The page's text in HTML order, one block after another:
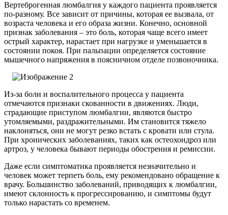
Вертеброгенная люмбалгия у каждого пациента проявляется
по-разному. Все зависит от причины, которая ее вызвала, от
возраста человека и его образа жизни. Конечно, основной
признак заболевания – это боль, которая чаще всего имеет
острый характер, нарастает при нагрузке и уменьшается в
состоянии покоя. При пальпации определяется состояние
мышечного напряжения в поясничном отделе позвоночника.
Из-за боли и воспалительного процесса у пациента
отмечаются признаки скованности в движениях. Люди,
страдающие приступом люмбалгии, являются быстро
утомляемыми, раздражительными. Им становится тяжело
наклоняться, они не могут резко встать с кровати или стула.
При хронических заболеваниях, таких как остеохондроз или
артроз, у человека бывают периоды обострения и ремиссии.
Даже если симптоматика проявляется незначительно и
человек может терпеть боль, ему рекомендовано обращение к
врачу. Большинство заболеваний, приводящих к люмбалгии,
имеют склонность к прогрессированию, и симптомы будут
только нарастать со временем.